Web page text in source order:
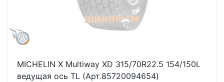
MICHELIN X Multiway XD 315/70R22.5 154/150L
ведущая ось TL (Арт.85720094654)